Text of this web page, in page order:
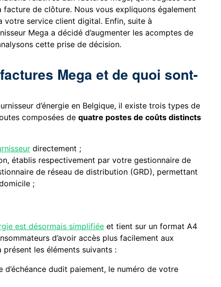
de clôture. Nous vous expliquons également
service client digital. Enfin, suite à
Mega a décidé d’augmenter les acomptes de
cette prise de décision.
Mega et de quoi sont-
d’énergie en Belgique, il existe trois types de
composées dequatre postes de coûts distincts
directement ;
établis respectivement par votre gestionnaire de
de réseau de distribution (GRD), permettant
;
est désormais simplifiée et tient sur un format A4
d’avoir accès plus facilement aux
les éléments suivants :
dudit paiement, le numéro de votre